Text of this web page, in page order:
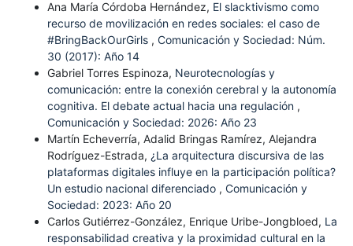
Ana María Córdoba Hernández, El slacktivismo como
recurso de movilización en redes sociales: el caso de
#BringBackOurGirls , Comunicación y Sociedad: Núm.
30 (2017): Año 14
Gabriel Torres Espinoza, Neurotecnologías y
comunicación: entre la conexión cerebral y la autonomía
cognitiva. El debate actual hacia una regulación ,
Comunicación y Sociedad: 2026: Año 23
Martín Echeverría, Adalid Bringas Ramírez, Alejandra
Rodríguez-Estrada, ¿La arquitectura discursiva de las
plataformas digitales influye en la participación política?
Un estudio nacional diferenciado , Comunicación y
Sociedad: 2023: Año 20
Carlos Gutiérrez-González, Enrique Uribe-Jongbloed, La
responsabilidad creativa y la proximidad cultural en la